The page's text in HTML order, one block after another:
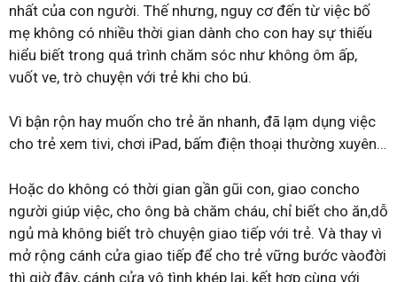
nhất của con người. Thế nhưng, nguy cơ đến từ việc bố
mẹ không có nhiều thời gian dành cho con hay sự thiếu
hiểu biết trong quá trình chăm sóc như không ôm ấp,
vuốt ve, trò chuyện với trẻ khi cho bú.
Vì bận rộn hay muốn cho trẻ ăn nhanh, đã lạm dụng việc
cho trẻ xem tivi, chơi iPad, bấm điện thoại thường xuyên…
Hoặc do không có thời gian gần gũi con, giao concho
người giúp việc, cho ông bà chăm cháu, chỉ biết cho ăn,dỗ
ngủ mà không biết trò chuyện giao tiếp với trẻ. Và thay vì
mở rộng cánh cửa giao tiếp để cho trẻ vững bước vàođời
thì giờ đây, cánh cửa vô tình khép lại, kết hợp cùng với